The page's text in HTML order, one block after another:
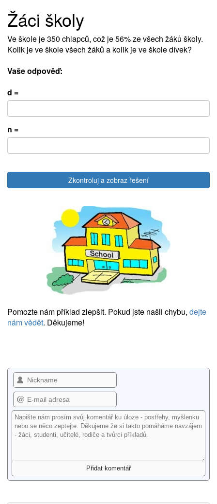
Žáci školy
Ve škole je 350 chlapců, což je 56% ze všech žáků školy.
Kolik je ve škole všech žáků a kolik je ve škole dívek?
Vaše odpověď:
d =
n =
Zkontroluj a zobraz řešení
Pomozte nám příklad zlepšit. Pokud jste našli chybu, dejte
nám vědět. Děkujeme!